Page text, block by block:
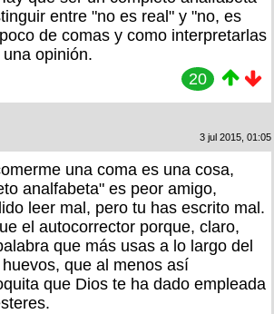
entre "no es real" y "no, es
de comas y como interpretarlas
opinión.
20
3 jul 2015, 01:05
una coma es una cosa,
analfabeta" es peor amigo,
leer mal, pero tu has escrito mal.
el autocorrector porque, claro,
que más usas a lo largo del
que al menos así
que Dios te ha dado empleada